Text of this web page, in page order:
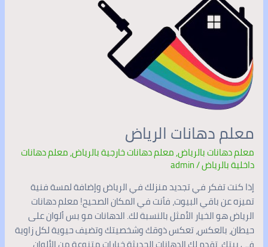
معلم دهانات الرياض
معلم دهانات بالرياض,معلم دهانات خارجية بالرياض,معلم دهانات
داخلية بالرياض/
admin
إذا كنت تفكر في تجديد منزلك في الرياض وإضافة لمسة فنية
تميزه عن باقي البيوت، فأنت في المكان الصحيح! معلم دهانات
الرياض هو الخيار الأمثل بالنسبة لك. الدهانات مو بس ألوان على
حيطان، بالعكس، تعكس ذوقك وشخصيتك وتضيف حيوية لكل زاوية
دهانات
الرياض